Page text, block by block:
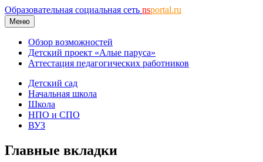
Образовательная социальная сеть nsportal.ru
Меню
Обзор возможностей
Детский проект «Алые паруса»
Аттестация педагогических работников
Детский сад
Начальная школа
Школа
НПО и СПО
ВУЗ
Главные вкладки